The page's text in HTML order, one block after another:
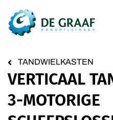
TANDWIELKASTEN
VERTICAAL
3-MOTORIGE